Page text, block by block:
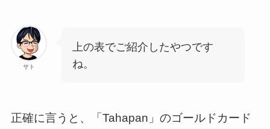
サト
上の表でご紹介したやつです
ね。
正確に言うと、「Tahapan」のゴールドカード